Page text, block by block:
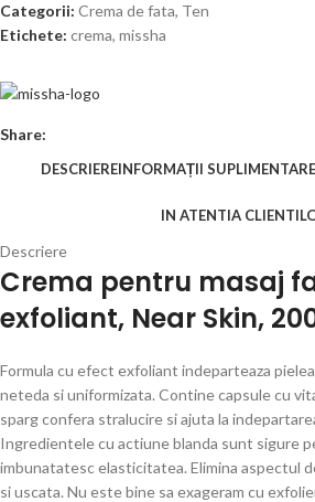
Categorii: Crema de fata, Ten
Etichete: crema, missha
Share:
DESCRIEREINFORMAȚII SUPLIMENTARE
IN ATENTIA
Descriere
Crema pentru masaj
exfoliant, Near Skin,
Formula cu efect exfoliant indeparteaza
neteda si uniformizata. Contine capsule cu
sparg confera stralucire si ajuta la
Ingredientele cu actiune blanda sunt sigure
imbunatatesc elasticitatea. Elimina aspectul
si uscata. Nu este bine sa exageram cu